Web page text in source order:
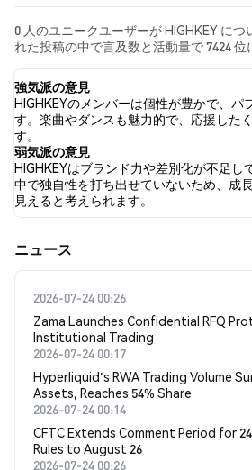
0 人のユニークユーザーが HIGHKEY に
れた投稿の中で言及数と活動量で 7424 位
の感情は 弱気 でした。 最後に、
が 0 件公開されました。 Twitterでは、
の感情を示し、NaN% のツイートが弱気
NaN% のツイートは HIGHKEY に対して
感情分析は 0 件のツイートに基づいていま
強気派の意見
HIGHKEYのメンバーは個性が豊かで、パ
す。楽曲やダンスも魅力的で、応援した
す。
弱気派の意見
HIGHKEYはブランド力や差別化が不足し
中で独自性を打ち出せていないため、成
見えると考えられます。
​​ニュース​​
2026-07-24 00:26
Zama Launches Confidential RFQ
Institutional Trading
2026-07-24 00:17
Hyperliquid's RWA Trading Volume
Assets, Reaches 54% Share
2026-07-24 00:14
CFTC Extends Comment Period for
Rules to August 26
2026-07-24 00:26